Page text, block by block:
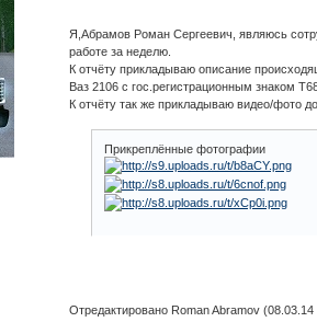
Я,Абрамов Роман Сергеевич, являюсь
работе за неделю.
К отчёту прикладываю описание
Ваз 2106 с гос.регистрационным знаком
К отчёту так же прикладываю видео/фото
Прикреплённые фотографии
Отредактировано Roman Abramov (08.03.14